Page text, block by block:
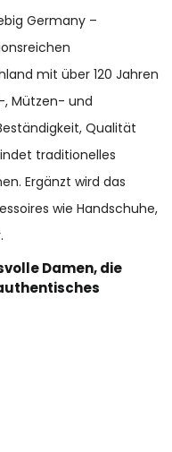
Germany –
mit über 120 Jahren
, Mützen- und
Qualität
traditionelles
Ergänzt wird das
wie Handschuhe,
Damen, die